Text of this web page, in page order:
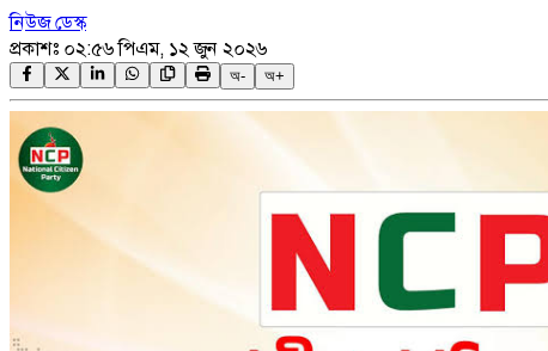
নিউজ ডেস্ক
প্রকাশঃ ০২:৫৬ পিএম, ১২ জুন ২০২৬
অ- অ+